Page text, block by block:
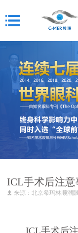
ICL手术后注
来源：北京希玛林顺潮
ICL手术后